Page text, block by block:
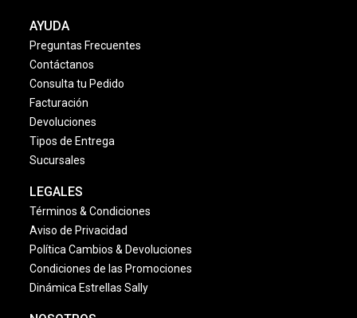
AYUDA
Preguntas Frecuentes
Contáctanos
Consulta tu Pedido
Facturación
Devoluciones
Tipos de Entrega
Sucursales
LEGALES
Términos & Condiciones
Aviso de Privacidad
Política Cambios & Devoluciones
Condiciones de las Promociones
Dinámica Estrellas Sally